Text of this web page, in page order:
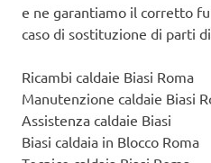
e ne garantiamo il corretto
caso di sostituzione di parti
Ricambi caldaie Biasi Roma
Manutenzione caldaie Biasi
Assistenza caldaie Biasi
Biasi caldaia in Blocco Roma